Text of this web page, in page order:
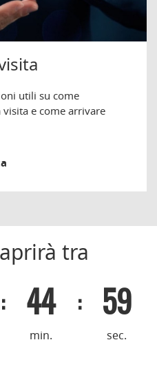
utili su come
e come arrivare
tra
: 44
min.
: 58
sec.